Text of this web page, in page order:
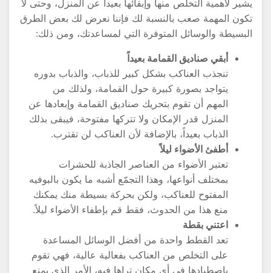
لأهمية التخلص منها وإبقائها بعيداً عن المنزل، وحتى لا
المهمة صعب بالنسبة لك فإننا نعرض لك بعض الطرق
والوسائل المتوفرة التي لمساعدتك، ومن ذلك:
أبقي صناديق القمامة بعيداً
تنجذب العناكب بشكل كبير للذباب، والذباب بدوره
يتواجد بصورة كبيرة حول القمامة، ولذلك من
المهم أن تقوم بتحريك صناديق القمامة وإبعادها عن
المنزل قدر الإمكان ولا تتركها مفتوحة، فيبقى بذلك
الذباب بعيداً، بالإضافة لأن العناكب لن تقترب.
أطفئ الأضواء ليلاً
تعتبر الأضواء من العناصر الجاذبة للحشرات
بمختلف أنواعها، وهذا التجمّع أشبه ما يكون بالبوفيه
المفتوح للعناكب، ولكن بحركة بسيطة منك يمكنك
منع هذا من الحدوث، فقط قم بإطفاء الأضواء ليلاً.
اعتني بقطة
تعد القطط واحدة من أفضل الوسائل المساعدة
على التخلص من العناكب بفعالية عالية، فهي تقوم
باصطيادها في أي مكان تراها فيه، الأمر الذي يمنع